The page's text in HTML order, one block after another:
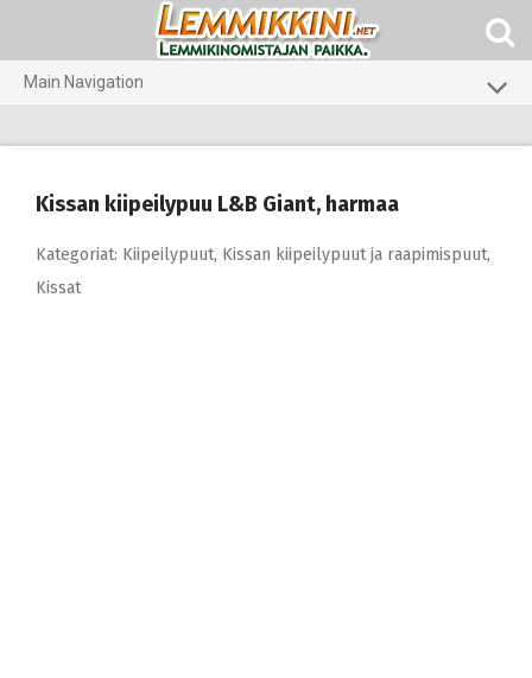
Main Navigation
Pieneläimet
Kissan kiipeilypuu L&B Giant, harmaa
Kategoriat: Kiipeilypuut, Kissan kiipeilypuut ja raapimispuut,
Kissat